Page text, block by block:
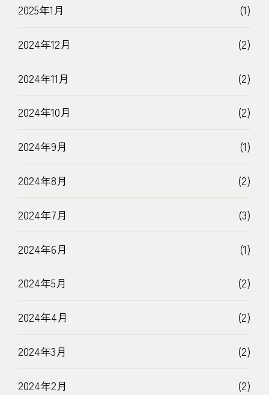
2025年1月 (1)
2024年12月 (2)
2024年11月 (2)
2024年10月 (2)
2024年9月 (1)
2024年8月 (2)
2024年7月 (3)
2024年6月 (1)
2024年5月 (2)
2024年4月 (2)
2024年3月 (2)
2024年2月 (2)